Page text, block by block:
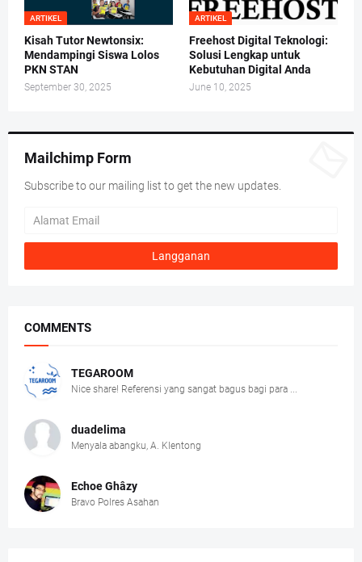
ARTIKEL
Kisah Tutor Newtonsix:
Mendampingi Siswa Lolos
PKN STAN
September 30, 2025
ARTIKEL
Freehost Digital Teknologi:
Solusi Lengkap untuk
Kebutuhan Digital Anda
June 10, 2025
Mailchimp Form
Subscribe to our mailing list to get the new updates.
COMMENTS
TEGAROOM
Nice share! Referensi yang sangat bagus bagi para ...
duadelima
Menyala abangku, A. Klentong
Echoe Ghâzy
Bravo Polres Asahan